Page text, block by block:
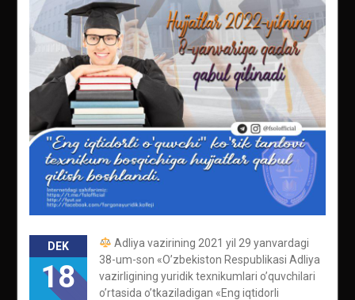
DEK
18
Adliya vazirining 2021 yil 29 yanvardagi
38-um-son «O’zbekiston Respublikasi Adliya
vazirligining yuridik texnikumlari o’quvchilari
o’rtasida o’tkaziladigan «Eng iqtidorli